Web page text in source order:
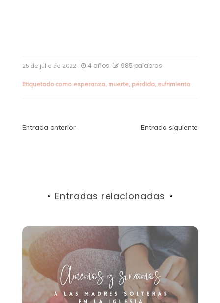
25 de julio de 2022 4 años 985 palabras
Etiquetado como esperanza, muerte, pérdida, sufrimiento
Navegación
Entrada anterior Entrada siguiente
Entradas relacionadas